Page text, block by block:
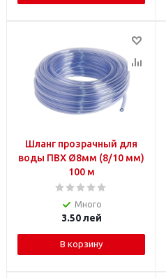
Шланг прозрачный для
воды ПВХ Ø8мм (8/10 мм)
100 м
Много
3.50лей
В корзину